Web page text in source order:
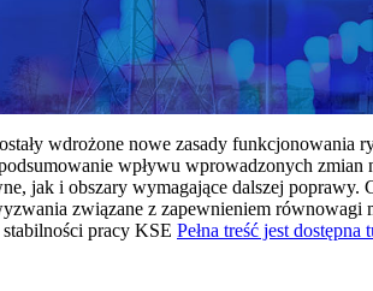
wdrożone nowe zasady
wpływu wprowadzonych
jak i obszary wymagające dalszej poprawy.
związane z zapewnieniem równowagi
pracy KSE Pełna treść jest dostępna